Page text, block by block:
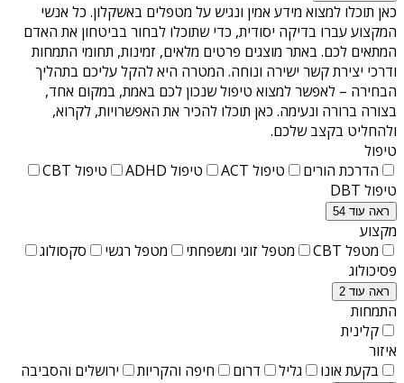
כאן תוכלו למצוא מידע אמין ונגיש על מטפלים באשקלון. כל אנשי
המקצוע עברו בדיקה יסודית, כדי שתוכלו לבחור בביטחון את האדם
המתאים לכם. באתר מוצגים פרטים מלאים, זמינות, תחומי התמחות
ודרכי יצירת קשר ישירה ונוחה. המטרה היא להקל עליכם בתהליך
הבחירה – לאפשר למצוא טיפול שנכון לכם באמת, במקום אחד,
בצורה ברורה ונעימה. כאן תוכלו להכיר את האפשרויות, לקרוא,
ולהחליט בקצב שלכם.
טיפול
הדרכת הורים
טיפול ACT טיפול ADHD
טיפול CBT
טיפול DBT
ראה עוד 54
מקצוע
מטפל CBT
מטפל זוגי ומשפחתי מטפל רגשי
סקסולוג
פסיכולוג
ראה עוד 2
התמחות
קלינית
איזור
בקעת אונו
גליל דרום חיפה והקריות ירושלים והסביבה